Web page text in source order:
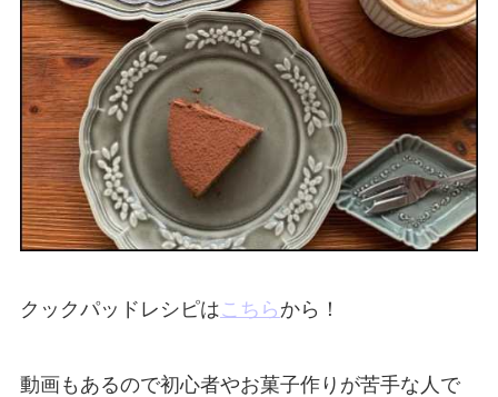
クックパッドレシピはこちら から！
動画もあるので初心者やお菓子作りが苦手な人で